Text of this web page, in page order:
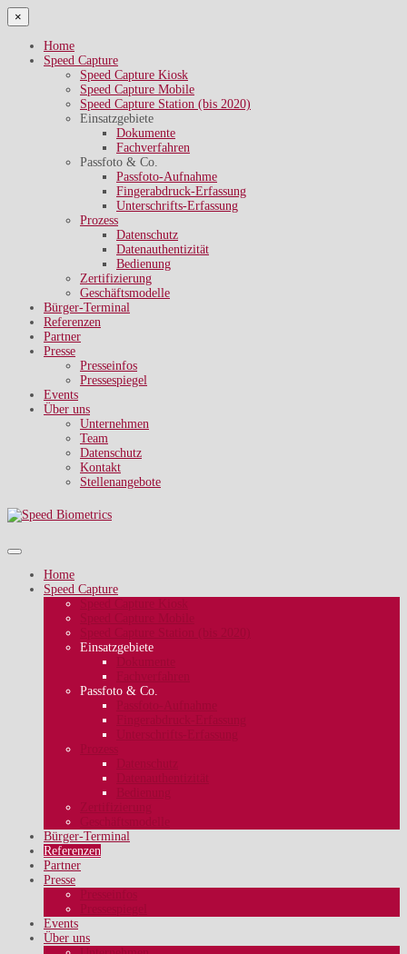
×
Home
Speed Capture
Speed Capture Kiosk
Speed Capture Mobile
Speed Capture Station (bis 2020)
Einsatzgebiete
Dokumente
Fachverfahren
Passfoto & Co.
Passfoto-Aufnahme
Fingerabdruck-Erfassung
Unterschrifts-Erfassung
Prozess
Datenschutz
Datenauthentizität
Bedienung
Zertifizierung
Geschäftsmodelle
Bürger-Terminal
Referenzen
Partner
Presse
Presseinfos
Pressespiegel
Events
Über uns
Unternehmen
Team
Datenschutz
Kontakt
Stellenangebote
Home
Speed Capture
Einsatzgebiete
Passfoto & Co.
Bürger-Terminal
Referenzen
Partner
Presse
Events
Über uns